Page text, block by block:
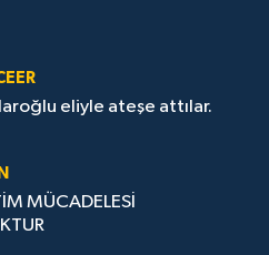
eliyle ateşe attılar.
MÜCADELESİ